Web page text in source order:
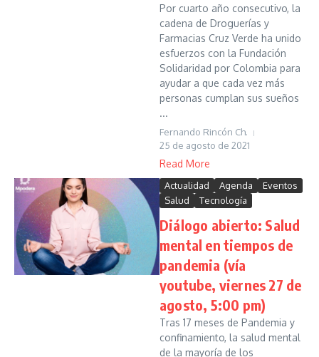
Por cuarto año consecutivo, la
cadena de Droguerías y
Farmacias Cruz Verde ha unido
esfuerzos con la Fundación
Solidaridad por Colombia para
ayudar a que cada vez más
personas cumplan sus sueños
...
Fernando Rincón Ch.
25 de agosto de 2021
Read More
Actualidad Agenda
Eventos
Salud
Tecnología
Diálogo abierto: Salud
mental en tiempos de
pandemia (vía
youtube, viernes 27 de
agosto, 5:00 pm)
Tras 17 meses de Pandemia y
confinamiento, la salud mental
de la mayoría de los